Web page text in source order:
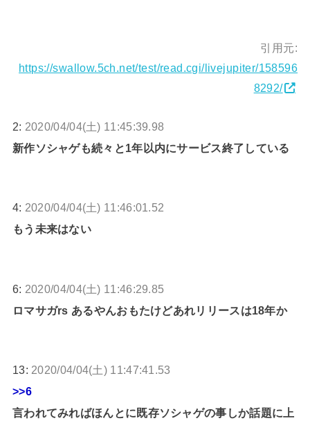
引用元:
https://swallow.5ch.net/test/read.cgi/livejupiter/158596
8292/
2: 2020/04/04(土) 11:45:39.98
新作ソシャゲも続々と1年以内にサービス終了している
4: 2020/04/04(土) 11:46:01.52
もう未来はない
6: 2020/04/04(土) 11:46:29.85
ロマサガrs あるやんおもたけどあれリリースは18年か
13: 2020/04/04(土) 11:47:41.53
>>6
言われてみればほんとに既存ソシャゲの事しか話題に上